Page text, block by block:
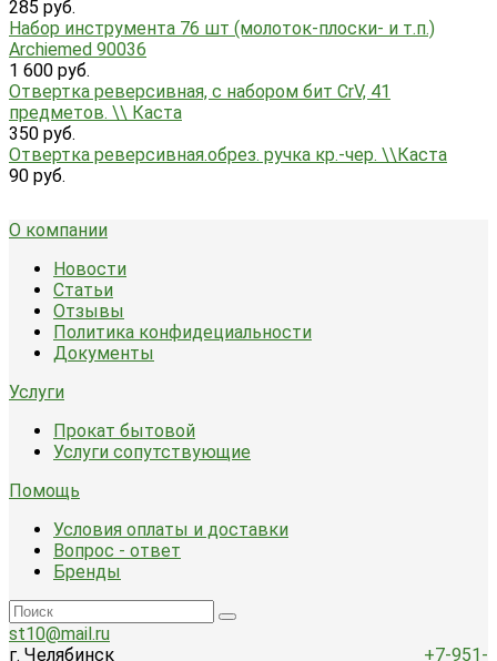
285 руб.
Набор инструмента 76 шт (молоток-плоски- и т.п.)
Archiemed 90036
1 600 руб.
Отвертка реверсивная, с набором бит CrV, 41
предметов. \\ Каста
350 руб.
Отвертка реверсивная.обрез. ручка кр.-чер. \\Каста
90 руб.
О компании
Новости
Статьи
Отзывы
Политика конфидециальности
Документы
Услуги
Прокат бытовой
Услуги сопутствующие
Помощь
Условия оплаты и доставки
Вопрос - ответ
Бренды
st10@mail.ru
г. Челябинск
+7-951-